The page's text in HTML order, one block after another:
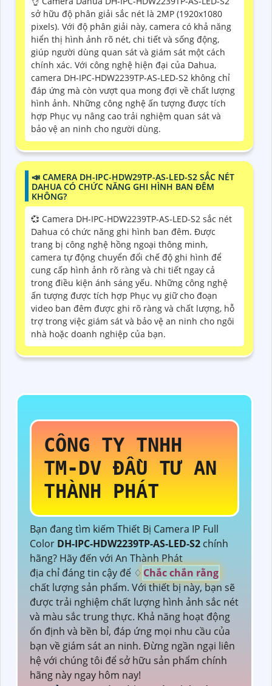
sở hữu độ phân giải sắc nét là 2MP (1920x1080
pixels). Với độ phân giải này, camera có khả năng
hiển thị hình ảnh rõ nét, chi tiết và sống động,
giúp người dùng quan sát và giám sát một cách
chính xác. Với công nghệ hiện đại của Dahua,
camera DH-IPC-HDW2239TP-AS-LED-S2 không chỉ
đáp ứng mà còn vượt qua mong đợi về chất lượng
hình ảnh. Những công nghệ ấn tượng được tích
hợp Phục vụ nâng cao trải nghiệm quan sát và
bảo vệ an ninh cho người dùng.
📣 CAMERA DH-IPC-HDW29TP-AS-LED-S2 SẮC NÉT
DAHUA CÓ CHỨC NĂNG GHI HÌNH BAN ĐÊM
KHÔNG?
💞 Camera DH-IPC-HDW2239TP-AS-LED-S2 sắc nét
Dahua có chức năng ghi hình ban đêm. Được
trang bị công nghệ hồng ngoại thông minh,
camera tự động chuyển đổi chế độ ghi hình để
cung cấp hình ảnh rõ ràng và chi tiết ngay cả
trong điều kiện ánh sáng yếu. Những công nghệ
ấn tượng được tích hợp Phục vụ giữ cho đoạn
video ban đêm được ghi rõ ràng và chất lượng, hỗ
trợ trong việc giám sát và bảo vệ an ninh cho ngôi
nhà hoặc doanh nghiệp của bạn.
CÔNG TY TNHH
TM-DV ĐẦU TƯ AN
THÀNH PHÁT
Bạn đang tìm kiếm Thiết Bị Camera IP Full
Color DH-IPC-HDW2239TP-AS-LED-S2 chính
hãng? Hãy đến với An Thành Phát
địa chỉ đáng tin cậy để ♢ Chắc chắn rằng
chất lượng sản phẩm. Với thiết bị này, bạn sẽ
được trải nghiệm chất lượng hình ảnh sắc nét
và màu sắc trung thực. Khả năng hoạt động
ổn định và bền bỉ, đáp ứng mọi nhu cầu của
bạn về giám sát an ninh. Đừng ngần ngại liên
hệ với chúng tôi để sở hữu sản phẩm chính
hãng này ngay hôm nay!